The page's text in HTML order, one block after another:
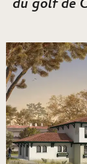
du golf de